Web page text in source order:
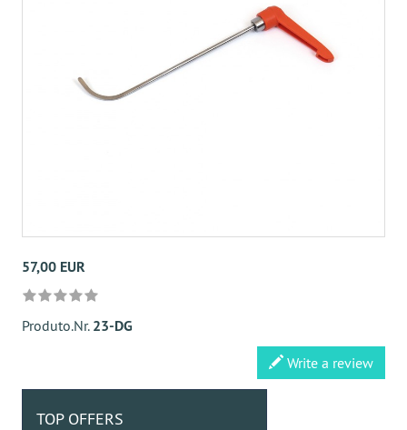
57,00 EUR
Produto.Nr. 23-DG
Write a review
TOP OFFERS